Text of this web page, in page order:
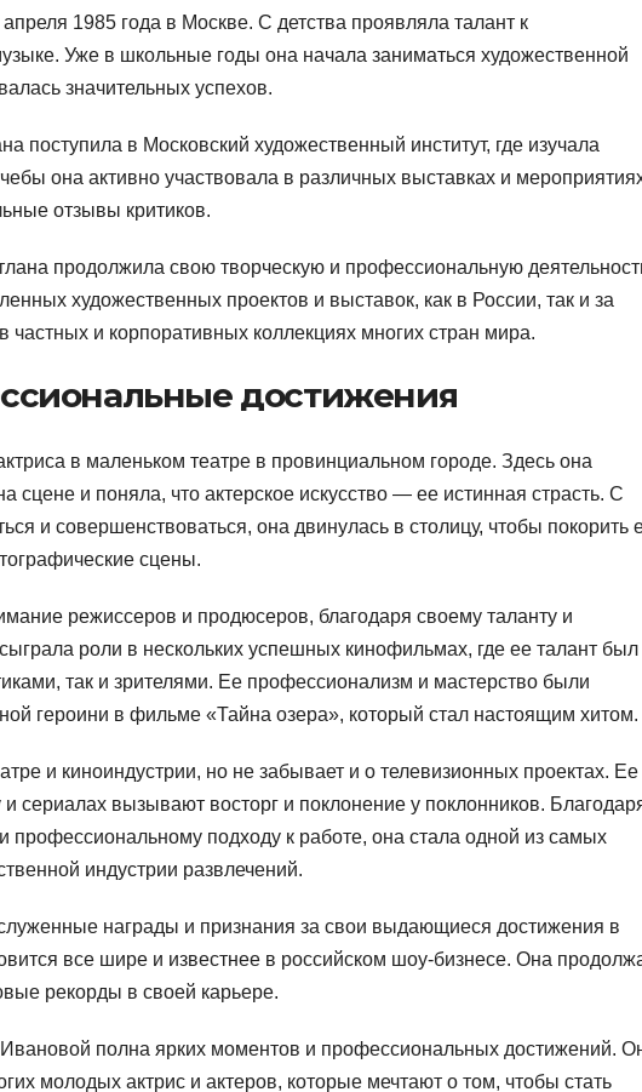
1985 года в Москве. С детства проявляла талант к
Уже в школьные годы она начала заниматься художественной
значительных успехов.
поступила в Московский художественный институт, где изучала
она активно участвовала в различных выставках и
отзывы критиков.
продолжила свою творческую и профессиональную
художественных проектов и выставок, как в России, так и за
и корпоративных коллекциях многих стран мира.
достижения
в маленьком театре в провинциальном городе. Здесь она
сцене и поняла, что актерское искусство — ее истинная страсть. С
и совершенствоваться, она двинулась в столицу, чтобы покорить
сцены.
режиссеров и продюсеров, благодаря своему таланту и
роли в нескольких успешных кинофильмах, где ее талант был
так и зрителями. Ее профессионализм и мастерство были
героини в фильме «Тайна озера», который стал настоящим хитом.
и киноиндустрии, но не забывает и о телевизионных проектах. Ее
сериалах вызывают восторг и поклонение у поклонников.
профессиональному подходу к работе, она стала одной из самых
индустрии развлечений.
награды и признания за свои выдающиеся достижения в
все шире и известнее в российском шоу-бизнесе. Она
рекорды в своей карьере.
полна ярких моментов и профессиональных достижений.
молодых актрис и актеров, которые мечтают о том, чтобы стать